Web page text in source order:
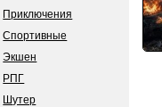
Приключения
Спортивные
Экшен
РПГ
Шутер